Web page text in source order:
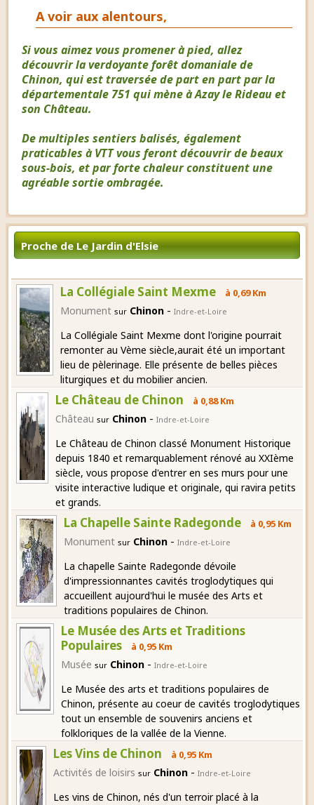
A voir aux alentours,
Si vous aimez vous promener à pied, allez
découvrir la verdoyante forêt domaniale de
Chinon, qui est traversée de part en part par la
départementale 751 qui mène à Azay le Rideau et
son Château.
De multiples sentiers balisés, également
praticables à VTT vous feront découvrir de beaux
sous-bois, et par forte chaleur constituent une
agréable sortie ombragée.
Proche de Le Jardin d'Elsie
La Collégiale Saint Mexme à 0,69 Km
Monument sur Chinon -Indre-et-Loire
La Collégiale Saint Mexme dont l'origine pourrait
remonter au Vème siècle,aurait été un important
lieu de pèlerinage. Elle présente de belles pièces
liturgiques et du mobilier ancien.
Le Château de Chinon à 0,88 Km
Château sur Chinon - Indre-et-Loire
Le Château de Chinon classé Monument Historique
depuis 1840 et remarquablement rénové au XXIème
siècle, vous propose d'entrer en ses murs pour une
visite interactive ludique et originale, qui ravira petits
et grands.
La Chapelle Sainte Radegonde à 0,95 Km
Monument sur Chinon - Indre-et-Loire
La chapelle Sainte Radegonde dévoile
d'impressionnantes cavités troglodytiques qui
accueillent aujourd'hui le musée des Arts et
traditions populaires de Chinon.
Le Musée des Arts et Traditions
Populaires
à 0,95 Km
Musée sur Chinon - Indre-et-Loire
Le Musée des arts et traditions populaires de
Chinon, présente au coeur de cavités troglodytiques
tout un ensemble de souvenirs anciens et
folkloriques de la vallée de la Vienne.
Les Vins de Chinon à 0,95 Km
Activités de loisirs sur Chinon -Indre-et-Loire
Les vins de Chinon, nés d'un terroir placé à la